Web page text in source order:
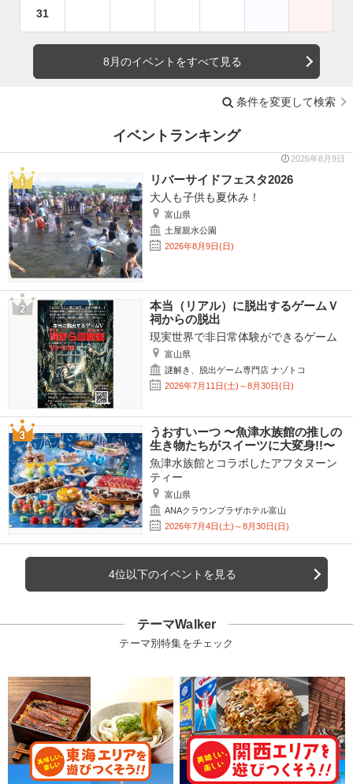
31
8月のイベントをすべて見る
条件を変更して検索
イベントランキング
2026年8月9日
リバーサイドフェスタ2026
大人も子供も夏休み！
富山県
土屋親水公園
2026年8月9日(日)
本当（リアル）に脱出するゲームＶ
祠からの脱出
現実世界で非日常体験ができるゲーム
富山県
謎解き、脱出ゲーム専門店 ナゾトコ
2026年7月11日(土)～8月30日(日)
うおすいーつ 〜魚津水族館の推しの
生き物たちがスイーツに大変身!!〜
魚津水族館とコラボしたアフタヌーン
ティー
富山県
ANAクラウンプラザホテル富山
2026年7月4日(土)～8月30日(日)
4位以下のイベントを見る
テーマWalker
テーマ別特集をチェック